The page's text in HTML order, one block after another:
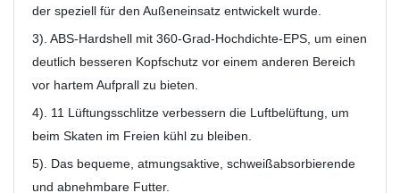
der speziell für den Außeneinsatz entwickelt wurde.
3). ABS-Hardshell mit 360-Grad-Hochdichte-EPS, um einen
deutlich besseren Kopfschutz vor einem anderen Bereich
vor hartem Aufprall zu bieten.
4). 11 Lüftungsschlitze verbessern die Luftbelüftung, um
beim Skaten im Freien kühl zu bleiben.
5). Das bequeme, atmungsaktive, schweißabsorbierende
und abnehmbare Futter.